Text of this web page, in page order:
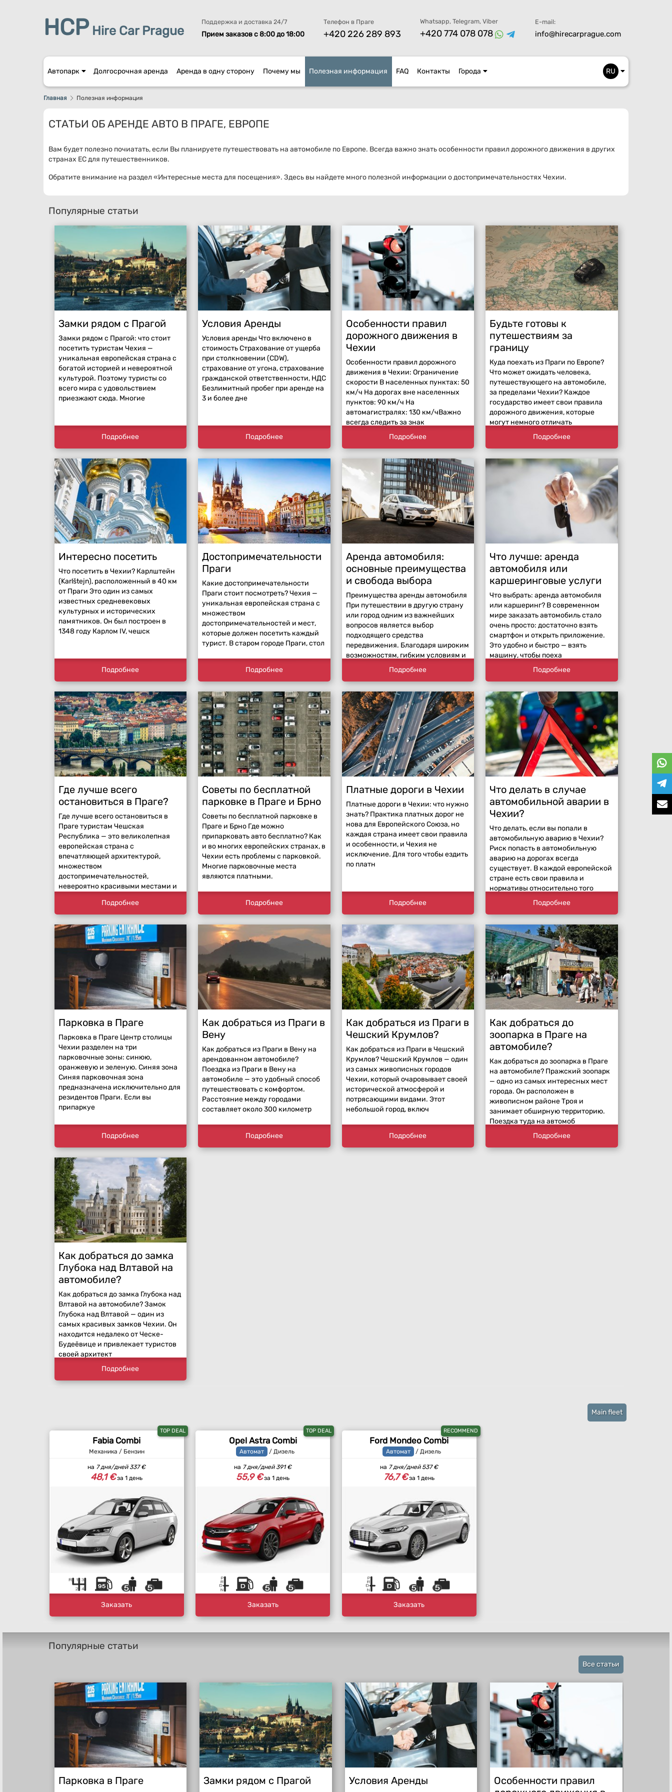
HCP Hire Car Prague
Поддержка и доставка 24/7
Прием заказов с 8:00 до 18:00
Телефон в Праге
+420 226 289 893
Whatsapp, Telegram, Viber
+420 774 078 078
E-mail:
info@hirecarprague.com
Автопарк Долгосрочная аренда Аренда в одну сторону Почему мы Полезная информация FAQ Контакты Города RU
Главная Полезная информация
СТАТЬИ ОБ АРЕНДЕ АВТО В ПРАГЕ, ЕВРОПЕ
Вам будет полезно почиатать, если Вы планируете путешествовать на автомобиле по Европе. Всегда важно знать особенности правил дорожного движения в других
странах ЕС для путешественников.
Обратите внимание на раздел «Интересные места для посещения». Здесь вы найдете много полезной информации о достопримечательностях Чехии.
Популярные статьи
Замки рядом с Прагой
Замки рядом с Прагой: что стоит
посетить туристам Чехия —
уникальная европейская страна с
богатой историей и невероятной
культурой. Поэтому туристы со
всего мира с удовольствием
приезжают сюда. Многие
Подробнее
Условия Аренды
Условия аренды Что включено в
стоимость Страхование от ущерба
при столкновении (CDW),
страхование от угона, страхование
гражданской ответственности, НДС
Безлимитный пробег при аренде на
3 и более дне
Подробнее
Особенности правил
дорожного движения в
Чехии
Особенности правил дорожного
движения в Чехии: Ограничение
скорости В населенных пунктах: 50
км/ч На дорогах вне населенных
пунктов: 90 км/ч На
автомагистралях: 130 км/чВажно
всегда следить за знак
Подробнее
Будьте готовы к
путешествиям за
границу
Куда поехать из Праги по Европе?
Что может ожидать человека,
путешествующего на автомобиле,
за пределами Чехии? Каждое
государство имеет свои правила
дорожного движения, которые
могут немного отличать
Подробнее
Интересно посетить
Что посетить в Чехии? Карлштейн
(Karlštejn), расположенный в 40 км
от Праги Это один из самых
известных средневековых
культурных и исторических
памятников. Он был построен в
1348 году Карлом IV, чешск
Подробнее
Достопримечательности
Праги
Какие достопримечательности
Праги стоит посмотреть? Чехия —
уникальная европейская страна с
множеством
достопримечательностей и мест,
которые должен посетить каждый
турист. В старом городе Праги, стол
Подробнее
Аренда автомобиля:
основные преимущества
и свобода выбора
Преимущества аренды автомобиля
При путешествии в другую страну
или город одним из важнейших
вопросов является выбор
подходящего средства
передвижения. Благодаря широким
возможностям, гибким условиям и
Подробнее
Что лучше: аренда
автомобиля или
каршеринговые услуги
Что выбрать: аренда автомобиля
или каршеринг? В современном
мире заказать автомобиль стало
очень просто: достаточно взять
смартфон и открыть приложение.
Это удобно и быстро — взять
машину, чтобы поеха
Подробнее
Где лучше всего
остановиться в Праге?
Где лучше всего остановиться в
Праге туристам Чешская
Республика — это великолепная
европейская страна с
впечатляющей архитектурой,
множеством
достопримечательностей,
невероятно красивыми местами и
Подробнее
Советы по бесплатной
парковке в Праге и Брно
Советы по бесплатной парковке в
Праге и Брно Где можно
припарковать авто бесплатно? Как
и во многих европейских странах, в
Чехии есть проблемы с парковкой.
Многие парковочные места
являются платными.
Подробнее
Платные дороги в Чехии
Платные дороги в Чехии: что нужно
знать? Практика платных дорог не
нова для Европейского Союза, но
каждая страна имеет свои правила
и особенности, и Чехия не
исключение. Для того чтобы ездить
по платн
Подробнее
Что делать в случае
автомобильной аварии в
Чехии?
Что делать, если вы попали в
автомобильную аварию в Чехии?
Риск попасть в автомобильную
аварию на дорогах всегда
существует. В каждой европейской
стране есть свои правила и
нормативы относительно того
Подробнее
Парковка в Праге
Парковка в Праге Центр столицы
Чехии разделен на три
парковочные зоны: синюю,
оранжевую и зеленую. Синяя зона
Синяя парковочная зона
предназначена исключительно для
резидентов Праги. Если вы
припаркуе
Подробнее
Как добраться из Праги в
Вену
Как добраться из Праги в Вену на
арендованном автомобиле?
Поездка из Праги в Вену на
автомобиле — это удобный способ
путешествовать с комфортом.
Расстояние между городами
составляет около 300 километр
Подробнее
Как добраться из Праги в
Чешский Крумлов?
Как добраться из Праги в Чешский
Крумлов? Чешский Крумлов — один
из самых живописных городов
Чехии, который очаровывает своей
исторической атмосферой и
потрясающими видами. Этот
небольшой город, включ
Подробнее
Как добраться до
зоопарка в Праге на
автомобиле?
Как добраться до зоопарка в Праге
на автомобиле? Пражский зоопарк
— одно из самых интересных мест
города. Он расположен в
живописном районе Троя и
занимает обширную территорию.
Поездка туда на автомоб
Подробнее
Как добраться до замка
Глубока над Влтавой на
автомобиле?
Как добраться до замка Глубока над
Влтавой на автомобиле? Замок
Глубока над Влтавой — один из
самых красивых замков Чехии. Он
находится недалеко от Ческе-
Будеёвице и привлекает туристов
своей архитект
Подробнее
Main fleet
TOP DEAL
Fabia Combi
Механика / Бензин
на 7 дня/дней 337 €
48,1 €за 1 день
Заказать
TOP DEAL
Opel Astra Combi
Автомат / Дизель
на 7 дня/дней 391 €
55,9 €за 1 день
Заказать
RECOMMEND
Ford Mondeo Combi
Автомат / Дизель
на 7 дня/дней 537 €
76,7 €за 1 день
Заказать
Популярные статьи
Все статьи
Парковка в Праге Замки рядом с Прагой Условия Аренды
Особенности правил